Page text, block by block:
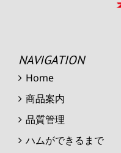
NAVIGATION
Home
商品案内
品質管理
ハムができるまで